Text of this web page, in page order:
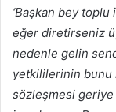
‘Başkan bey
eğer diretirseniz
nedenle gelin
yetkililerinin bunu
sözleşmesi